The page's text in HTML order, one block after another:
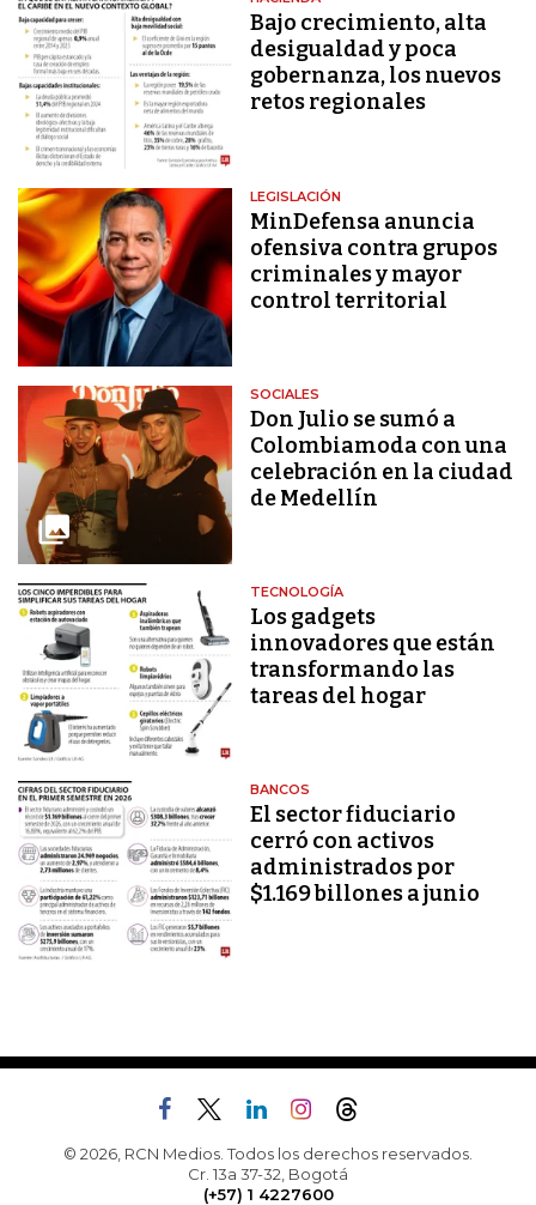
Bajo crecimiento, alta
desigualdad y poca
gobernanza, los nuevos
retos regionales
LEGISLACIÓN
MinDefensa anuncia
ofensiva contra grupos
criminales y mayor
control territorial
SOCIALES
Don Julio se sumó a
Colombiamoda con una
celebración en la ciudad
de Medellín
TECNOLOGÍA
Los gadgets
innovadores que están
transformando las
tareas del hogar
BANCOS
El sector fiduciario
cerró con activos
administrados por
$1.169 billones a junio
© 2026, RCN Medios. Todos los derechos reservados.
Cr. 13a 37-32, Bogotá
(+57) 1 4227600